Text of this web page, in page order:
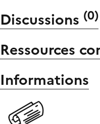
Discussions (0)
Ressources
Informations